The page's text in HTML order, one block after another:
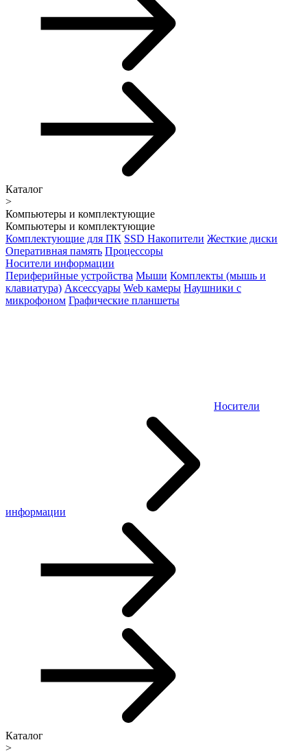
Каталог
>
Компьютеры и комплектующие
Компьютеры и комплектующие
Комплектующие для ПК SSD Накопители Жесткие диски
Оперативная память Процессоры
Носители информации
Периферийные устройства Мыши Комплекты (мышь и
клавиатура) Аксессуары Web камеры Наушники с
микрофоном Графические планшеты
Носители
информации
Каталог
>